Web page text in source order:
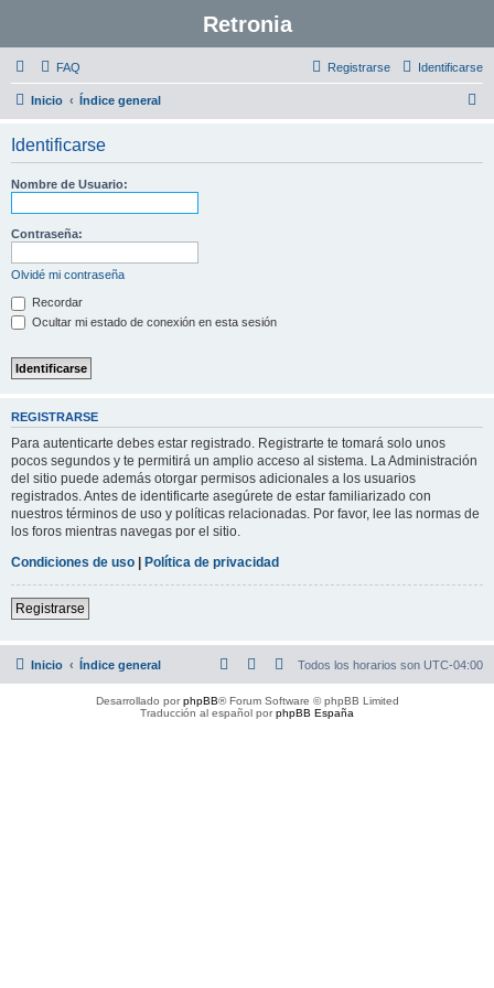
Retronia
FAQ Identificarse
Registrarse
Inicio Índice general
Identificarse
Nombre de Usuario:
Contraseña:
Olvidé mi contraseña
Recordar
Ocultar mi estado de conexión en esta sesión
REGISTRARSE
Para autenticarte debes estar registrado. Registrarte te tomará solo unos
pocos segundos y te permitirá un amplio acceso al sistema. La Administración
del sitio puede además otorgar permisos adicionales a los usuarios
registrados. Antes de identificarte asegúrete de estar familiarizado con
nuestros términos de uso y políticas relacionadas. Por favor, lee las normas de
los foros mientras navegas por el sitio.
Condiciones de uso | Política de privacidad
Registrarse
Inicio Índice general Todos los horarios son UTC-04:00
Desarrollado porphpBB® Forum Software © phpBB Limited
Traducción al español porphpBB España